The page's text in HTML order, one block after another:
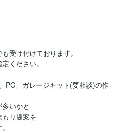
受け付けております。
ください。
PG、ガレージキット(要相談)の作
いかと
り提案を